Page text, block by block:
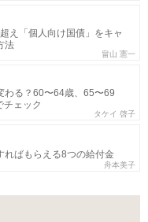
え「個人向け国債」をキャ
法
畠山 憲一
わる？60〜64歳、65〜69
ェック
タケイ 啓子
ればもらえる8つの給付金
舟本美子